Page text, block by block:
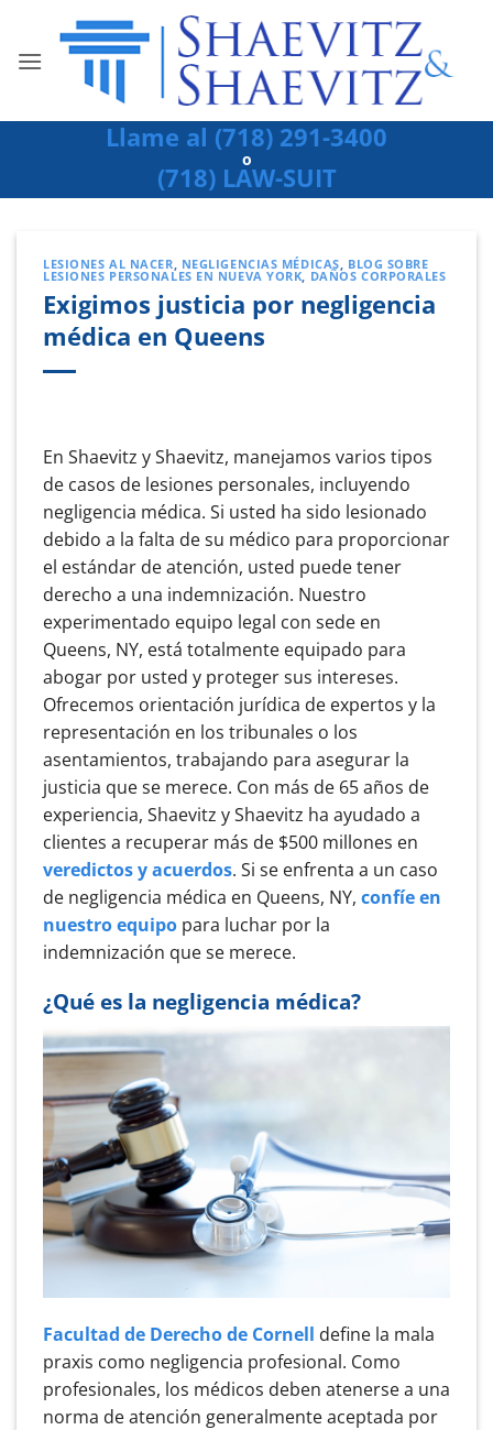
contenido
Llame al (718) 291-3400
o
(718) LAW-SUIT
LESIONES AL NACER, NEGLIGENCIAS MÉDICAS, BLOG SOBRE
LESIONES PERSONALES EN NUEVA YORK, DAÑOS CORPORALES
Exigimos justicia por negligencia
médica en Queens
En Shaevitz y Shaevitz, manejamos varios tipos
de casos de lesiones personales, incluyendo
negligencia médica. Si usted ha sido lesionado
debido a la falta de su médico para proporcionar
el estándar de atención, usted puede tener
derecho a una indemnización. Nuestro
experimentado equipo legal con sede en
Queens, NY, está totalmente equipado para
abogar por usted y proteger sus intereses.
Ofrecemos orientación jurídica de expertos y la
representación en los tribunales o los
asentamientos, trabajando para asegurar la
justicia que se merece. Con más de 65 años de
experiencia, Shaevitz y Shaevitz ha ayudado a
clientes a recuperar más de $500 millones en
veredictos y acuerdos. Si se enfrenta a un caso
de negligencia médica en Queens, NY, confíe en
nuestro equipo para luchar por la
indemnización que se merece.
¿Qué es la negligencia médica?
Facultad de Derecho de Cornell define la mala
praxis como negligencia profesional. Como
profesionales, los médicos deben atenerse a una
norma de atención generalmente aceptada por